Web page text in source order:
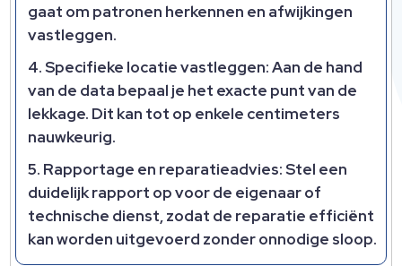
gaat om patronen herkennen en afwijkingen
vastleggen.
Specifieke locatie vastleggen: Aan de hand
van de data bepaal je het exacte punt van de
lekkage. Dit kan tot op enkele centimeters
nauwkeurig.
Rapportage en reparatieadvies: Stel een
duidelijk rapport op voor de eigenaar of
technische dienst, zodat de reparatie efficiënt
kan worden uitgevoerd zonder onnodige sloop.